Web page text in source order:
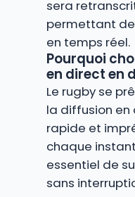
sera
permettant de
en temps réel.
Pourquoi
en direct en
Le rugby se
la diffusion en
rapide et
chaque
essentiel de
sans